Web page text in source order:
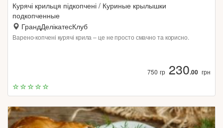
Курячі крильця підкопчені / Куриные крылышки
подкопченные
ГрандДелікатесКлуб
Варено-копчені курячі крила – це не просто смачно та корисно.
750 гр230.00 грн